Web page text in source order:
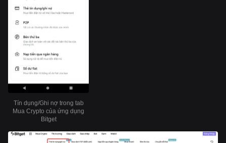
Tín dụng/Ghi nợ trong tab
Mua Crypto của ứng dụng
Bitget